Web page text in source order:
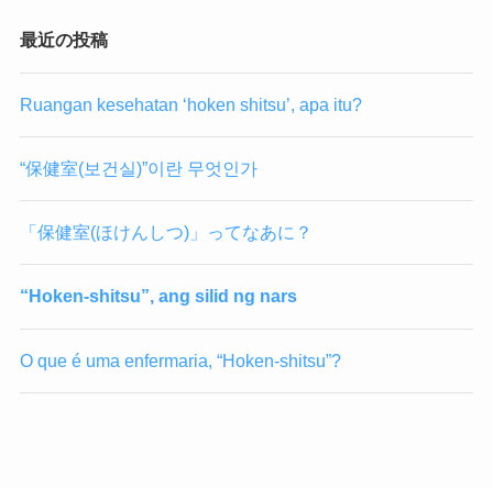
最近の投稿
Ruangan kesehatan ‘hoken shitsu’, apa itu?
“保健室(보건실)”이란 무엇인가
「保健室(ほけんしつ)」ってなあに？
“Hoken-shitsu”, ang silid ng nars
O que é uma enfermaria, “Hoken-shitsu”?